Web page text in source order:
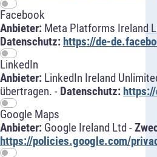
Facebook
Anbieter: Meta Platforms Ireland
Datenschutz: https://de-
LinkedIn
Anbieter: LinkedIn Ireland
übertragen. - Datenschutz:
Google Maps
Anbieter: Google Ireland Ltd -
https://policies.google.com/